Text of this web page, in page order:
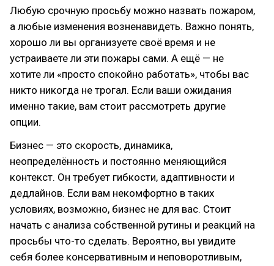
Любую срочную просьбу можно назвать пожаром,
а любые изменения возненавидеть. Важно понять,
хорошо ли вы организуете своё время и не
устраиваете ли эти пожары сами. А ещё — не
хотите ли «просто спокойно работать», чтобы вас
никто никогда не трогал. Если ваши ожидания
именно такие, вам стоит рассмотреть другие
опции.
Бизнес — это скорость, динамика,
неопределённость и постоянно меняющийся
контекст. Он требует гибкости, адаптивности и
дедлайнов. Если вам некомфортно в таких
условиях, возможно, бизнес не для вас. Стоит
начать с анализа собственной рутины и реакций на
просьбы что-то сделать. Вероятно, вы увидите
себя более консервативным и неповоротливым,